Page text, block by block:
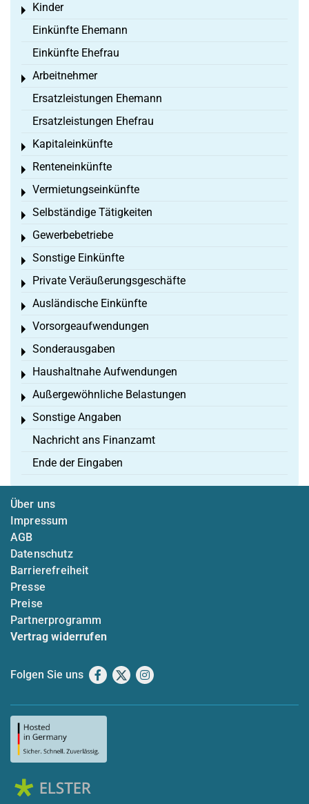
Kinder
Toggle menu
Einkünfte Ehemann
Einkünfte Ehefrau
Arbeitnehmer
Toggle menu
Ersatzleistungen Ehemann
Ersatzleistungen Ehefrau
Kapitaleinkünfte
Toggle menu
Renteneinkünfte
Toggle menu
Vermietungseinkünfte
Toggle menu
Selbständige Tätigkeiten
Toggle menu
Gewerbebetriebe
Toggle menu
Sonstige Einkünfte
Toggle menu
Private Veräußerungsgeschäfte
Toggle menu
Ausländische Einkünfte
Toggle menu
Vorsorgeaufwendungen
Toggle menu
Sonderausgaben
Toggle menu
Haushaltnahe Aufwendungen
Toggle menu
Außergewöhnliche Belastungen
Toggle menu
Sonstige Angaben
Toggle menu
Nachricht ans Finanzamt
Ende der Eingaben
Über uns
Impressum
AGB
Datenschutz
Barrierefreiheit
Presse
Preise
Partnerprogramm
Vertrag widerrufen
Folgen Sie uns Facebook
X Instagram